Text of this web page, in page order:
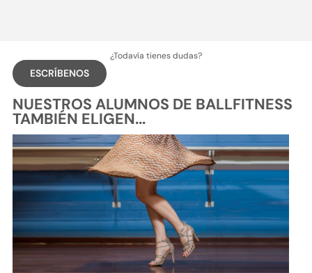
¿Todavía tienes dudas?
ESCRÍBENOS
NUESTROS ALUMNOS DE BALLFITNESS
TAMBIÉN ELIGEN...